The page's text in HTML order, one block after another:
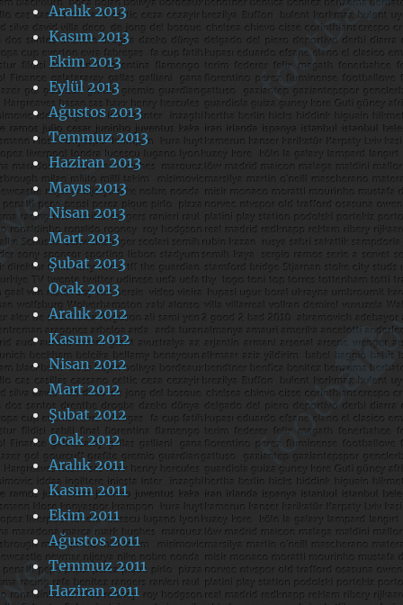
Aralık 2013
Kasım 2013
Ekim 2013
Eylül 2013
Ağustos 2013
Temmuz 2013
Haziran 2013
Mayıs 2013
Nisan 2013
Mart 2013
Şubat 2013
Ocak 2013
Aralık 2012
Kasım 2012
Nisan 2012
Mart 2012
Şubat 2012
Ocak 2012
Aralık 2011
Kasım 2011
Ekim 2011
Ağustos 2011
Temmuz 2011
Haziran 2011